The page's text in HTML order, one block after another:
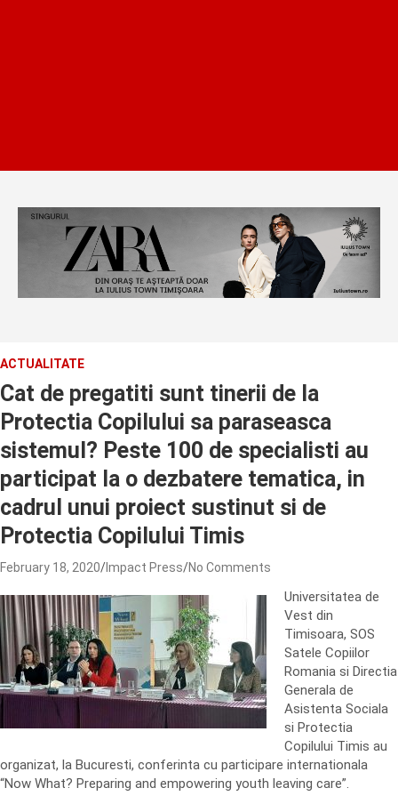
ACTUALITATE
Cat de pregatiti sunt tinerii de la
Protectia Copilului sa paraseasca
sistemul? Peste 100 de specialisti au
participat la o dezbatere tematica, in
cadrul unui proiect sustinut si de
Protectia Copilului Timis
February 18, 2020 Impact Press No Comments
Universitatea de
Vest din
Timisoara, SOS
Satele Copiilor
Romania si Directia
Generala de
Asistenta Sociala
si Protectia
Copilului Timis au
organizat, la Bucuresti, conferinta cu participare internationala
“Now What? Preparing and empowering youth leaving care”.